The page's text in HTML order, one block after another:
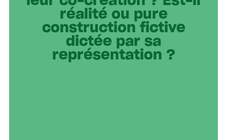
réalité ou pure
construction fictive
dictée par sa
représentation ?